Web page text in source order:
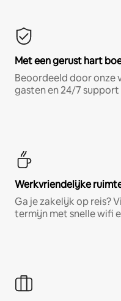
Met een gerust hart
Beoordeeld door onze
gasten en 24/7
Werkvriendelijke
Ga je zakelijk op reis?
termijn met snelle wifi